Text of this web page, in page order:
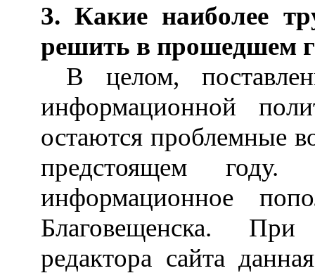
3. Какие наиболее
решить в прошедшем
В целом,
информационной
остаются проблемные
предстоящем
информационное
Благовещенска. При
редактора сайта